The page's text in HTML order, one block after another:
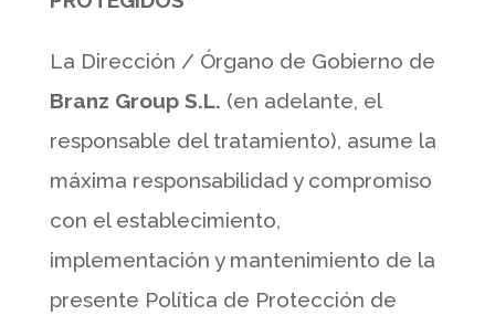
La Dirección / Órgano de Gobierno de
Branz Group S.L. (en adelante, el
responsable del tratamiento), asume la
máxima responsabilidad y compromiso
con el establecimiento,
implementación y mantenimiento de la
presente Política de Protección de